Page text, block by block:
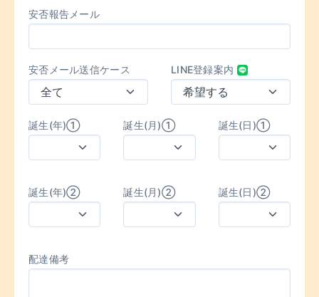
安否報告メール
安否メール送信ケース LINE登録案内
誕生(年)① 誕生(月)① 誕生(日)①
誕生(年)② 誕生(月)② 誕生(日)②
配達備考